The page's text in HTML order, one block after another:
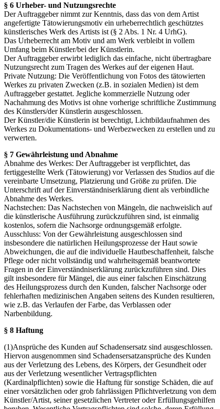
§ 6 Urheber- und Nutzungsrechte
Der Auftraggeber nimmt zur Kenntnis, dass das von dem Artist
angefertigte Tätowierungsmotiv ein urheberrechtlich geschütztes
künstlerisches Werk des Artists ist (§ 2 Abs. 1 Nr. 4 UrhG).
Das Urheberrecht am Motiv und am Werk verbleibt in vollem
Umfang beim Künstler/bei der Künstlerin.
Der Auftraggeber erwirbt lediglich das einfache, nicht übertragbare
Nutzungsrecht zum Tragen des Werkes auf der eigenen Haut.
Private Nutzung: Die Veröffentlichung von Fotos des tätowierten
Werkes zu privaten Zwecken (z.B. in sozialen Medien) ist dem
Auftraggeber gestattet. Jegliche kommerzielle Nutzung oder
Nachahmung des Motivs ist ohne vorherige schriftliche Zustimmung
des Künstlers/der Künstlerin ausgeschlossen.
Der Künstler/die Künstlerin ist berechtigt, Lichtbildaufnahmen des
Werkes zu Dokumentations- und Werbezwecken zu erstellen und zu
verwerten.
§ 7 Gewährleistung und Abnahme
Abnahme des Werkes: Der Auftraggeber ist verpflichtet, das
fertiggestellte Werk (Tätowierung) vor Verlassen des Studios auf die
vereinbarte Umsetzung, Platzierung und Größe zu prüfen. Die
Unterschrift auf der Einverständniserklärung dient als verbindliche
Abnahme des Werkes.
Nachstechen: Das Nachstechen von Mängeln, die nachweislich auf
die künstlerische Ausführung zurückzuführen sind, ist einmalig
kostenlos, sofern die Nachsorge ordnungsgemäß erfolgte.
Ausschluss: Von der Gewährleistung ausgeschlossen sind
insbesondere die natürlichen Heilungsprozesse der Haut sowie
Abweichungen, die auf die individuelle Hautbeschaffenheit, falsche
Pflege oder nicht vollständig und wahrheitsgemäß beantwortete
Fragen in der Einverständniserklärung zurückzuführen sind. Dies
gilt insbesondere für Mängel, die aus einer falschen Einschätzung
des Heilungsprozess durch den Kunden, falscher Nachsorge oder
fehlerhaften medizinischen Angaben seitens des Kunden resultieren,
wie z.B. das Verlaufen der Farbe, das Verblassen oder
Narbenbildung.
§ 8 Haftung
(1)Ansprüche des Kunden auf Schadensersatz sind ausgeschlossen.
Hiervon ausgenommen sind Schadensersatzansprüche des Kunden
aus der Verletzung des Lebens, des Körpers, der Gesundheit oder
aus der Verletzung wesentlicher Vertragspflichten
(Kardinalpflichten) sowie die Haftung für sonstige Schäden, die auf
einer vorsätzlichen oder grob fahrlässigen Pflichtverletzung von dem
Künstler/Artist, seiner gesetzlichen Vertreter oder Erfüllungsgehilfen